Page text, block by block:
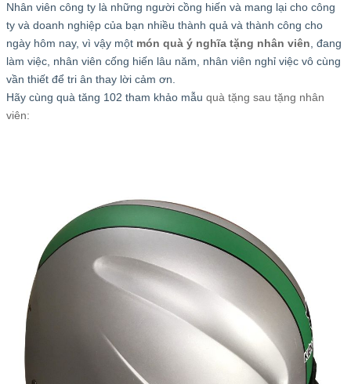
Nhân viên công ty là những người cồng hiến và mang lại cho công
ty và doanh nghiệp của bạn nhiều thành quả và thành công cho
ngày hôm nay, vì vậy một món quà ý nghĩa tặng nhân viên, đang
làm việc, nhân viên cống hiến lâu năm, nhân viên nghỉ việc vô cùng
vần thiết để tri ân thay lời cảm ơn.
Hãy cùng quà tăng 102 tham khảo mẫu quà tặng sau tặng nhân
viên: